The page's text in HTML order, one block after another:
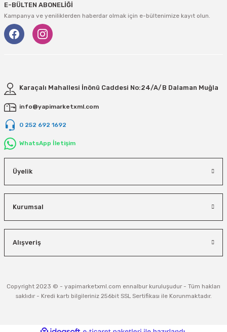
E-BÜLTEN ABONELİĞİ
Kampanya ve yeniliklerden haberdar olmak için e-bültenimize kayıt olun.
Karaçalı Mahallesi İnönü Caddesi No:24/A/B Dalaman Muğla
info@yapimarketxml.com
0 252 692 1692
WhatsApp İletişim
Üyelik
Kurumsal
Alışveriş
Copyright 2023 © - yapimarketxml.com ennalbur kuruluşudur - Tüm hakları
saklıdır - Kredi kartı bilgileriniz 256bit SSL Sertifikası ile Korunmaktadır.